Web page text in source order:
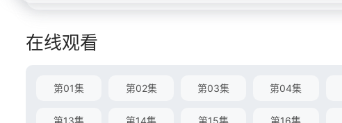
在线观看
第01集 第02集 第03集 第04集
第13集 第14集 第15集 第16集